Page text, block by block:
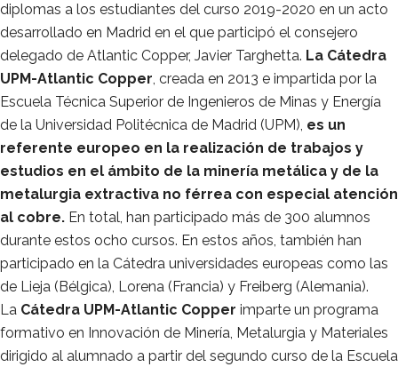
diplomas a los estudiantes del curso 2019-2020 en un acto
desarrollado en Madrid en el que participó el consejero
delegado de Atlantic Copper, Javier Targhetta. La Cátedra
UPM-Atlantic Copper, creada en 2013 e impartida por la
Escuela Técnica Superior de Ingenieros de Minas y Energía
de la Universidad Politécnica de Madrid (UPM), es un
referente europeo en la realización de trabajos y
estudios en el ámbito de la minería metálica y de la
metalurgia extractiva no férrea con especial atención
al cobre. En total, han participado más de 300 alumnos
durante estos ocho cursos. En estos años, también han
participado en la Cátedra universidades europeas como las
de Lieja (Bélgica), Lorena (Francia) y Freiberg (Alemania).
La Cátedra UPM-Atlantic Copper imparte un programa
formativo en Innovación de Minería, Metalurgia y Materiales
dirigido al alumnado a partir del segundo curso de la Escuela